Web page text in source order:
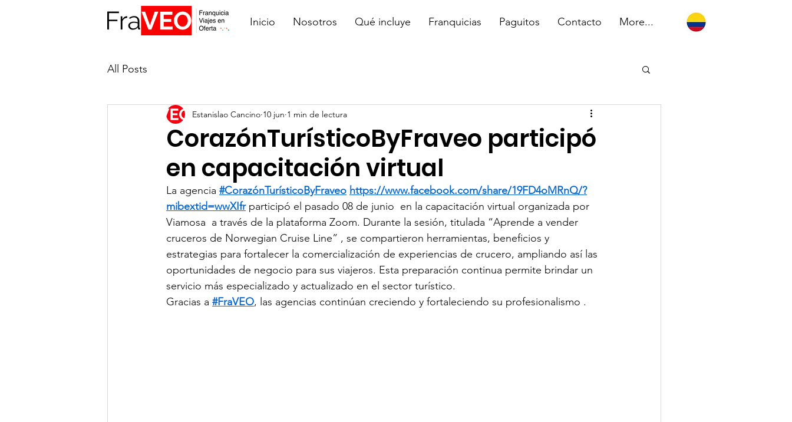
Inicio Nosotros Qué incluye Franquicias Paguitos Contacto More...
All Posts
CorazónTurísticoByFraveo participó
en capacitación virtual
Estanislao Cancino 10 jun 1 min de lectura
La agencia #CorazónTurísticoByFraveo https://www.facebook.com/share/19FD4oMRnQ/?
mibextid=wwXIfr participó el pasado 08 de junio  en la capacitación virtual organizada por
Viamosa  a través de la plataforma Zoom. Durante la sesión, titulada “Aprende a vender
cruceros de Norwegian Cruise Line” , se compartieron herramientas, beneficios y
estrategias para fortalecer la comercialización de experiencias de crucero, ampliando así las
oportunidades de negocio para sus viajeros. Esta preparación continua permite brindar un
servicio más especializado y actualizado en el sector turístico.
Gracias a #FraVEO, las agencias continúan creciendo y fortaleciendo su profesionalismo .